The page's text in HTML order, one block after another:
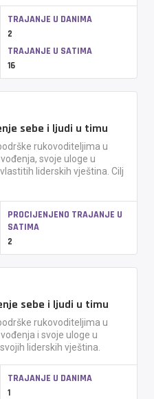
TRAJANJE U DANIMA
2
TRAJANJE U SATIMA
16
sebe i ljudi u timu
rukovoditeljima u
svoje uloge u
liderskih vještina. Cilj
PROCIJENJENO TRAJANJE U
SATIMA
2
sebe i ljudi u timu
rukovoditeljima u
i svoje uloge u
liderskih vještina.
TRAJANJE U DANIMA
1